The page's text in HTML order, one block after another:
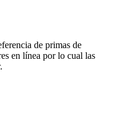
de primas de
en línea por lo cual las